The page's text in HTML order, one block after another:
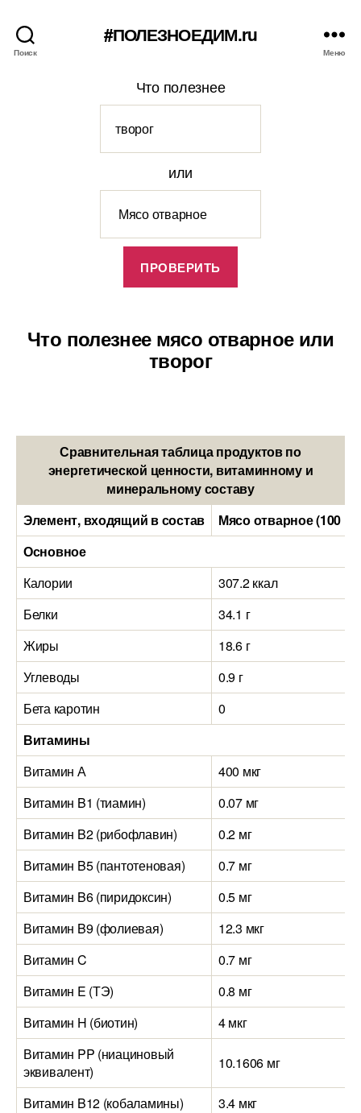
Поиск
#ПОЛЕЗНОЕДИМ.ru
Меню
Что полезнее
или
Что полезнее мясо отварное или
творог
Сравнительная таблица продуктов по
энергетической ценности, витаминному и
минеральному составу
Элемент, входящий в состав
Мясо отварное (100
Основное
Калории
307.2 ккал
Белки
34.1 г
Жиры
18.6 г
Углеводы
0.9 г
Бета каротин
0
Витамины
Витамин А
400 мкг
Витамин B1 (тиамин)
0.07 мг
Витамин B2 (рибофлавин)
0.2 мг
Витамин B5 (пантотеновая)
0.7 мг
Витамин B6 (пиридоксин)
0.5 мг
Витамин B9 (фолиевая)
12.3 мкг
Витамин C
0.7 мг
Витамин E (ТЭ)
0.8 мг
Витамин H (биотин)
4 мкг
Витамин PP (ниациновый
эквивалент)
10.1606 мг
Витамин B12 (кобаламины)
3.4 мкг